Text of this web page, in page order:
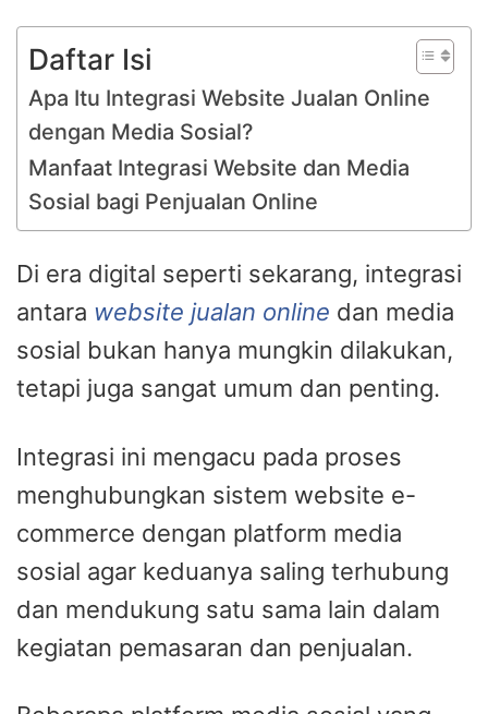
Daftar Isi
Apa Itu Integrasi Website Jualan Online
dengan Media Sosial?
Manfaat Integrasi Website dan Media
Sosial bagi Penjualan Online
Di era digital seperti sekarang, integrasi
antara website jualan online dan media
sosial bukan hanya mungkin dilakukan,
tetapi juga sangat umum dan penting.
Integrasi ini mengacu pada proses
menghubungkan sistem website e-
commerce dengan platform media
sosial agar keduanya saling terhubung
dan mendukung satu sama lain dalam
kegiatan pemasaran dan penjualan.